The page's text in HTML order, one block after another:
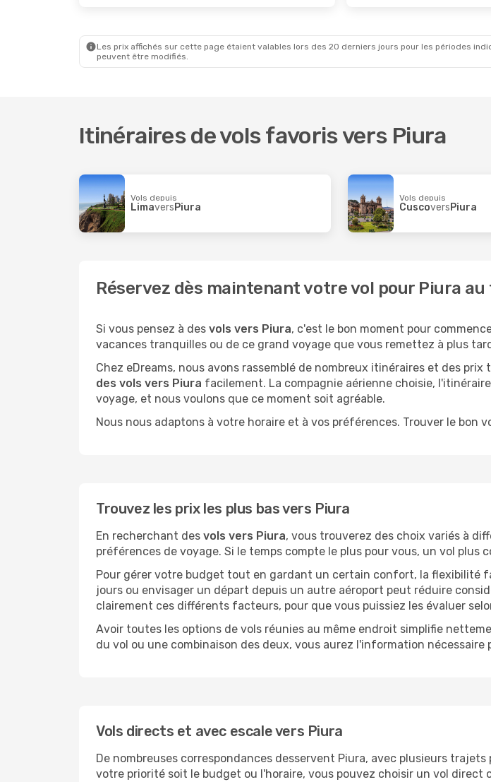
Les prix affichés sur cette page étaient valables lors des 20 derniers jours pour les périodes
peuvent être modifiés.
Itinéraires de vols favoris vers Piura
Vols depuis
LimaversPiura
Vols depuis
CuscoversPiura
Réservez dès maintenant votre vol pour Piura
Si vous pensez à des vols vers Piura, c'est le bon moment pour
vacances tranquilles ou de ce grand voyage que vous remettez à plus
Chez eDreams, nous avons rassemblé de nombreux itinéraires et des
des vols vers Piura facilement. La compagnie aérienne choisie,
voyage, et nous voulons que ce moment soit agréable.
Nous nous adaptons à votre horaire et à vos préférences. Trouver le
Trouvez les prix les plus bas vers Piura
En recherchant des vols vers Piura, vous trouverez des choix variés à
préférences de voyage. Si le temps compte le plus pour vous, un vol
Pour gérer votre budget tout en gardant un certain confort, la flexibilité
jours ou envisager un départ depuis un autre aéroport peut réduire
clairement ces différents facteurs, pour que vous puissiez les évaluer
Avoir toutes les options de vols réunies au même endroit simplifie
du vol ou une combinaison des deux, vous aurez l'information
Vols directs et avec escale vers Piura
De nombreuses correspondances desservent Piura, avec plusieurs
votre priorité soit le budget ou l'horaire, vous pouvez choisir un vol direct